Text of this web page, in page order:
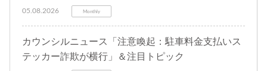
05.08.2026 Monthly
カウンシルニュース「注意喚起：駐車料金支払いス
テッカー詐欺が横行」＆注目トピック